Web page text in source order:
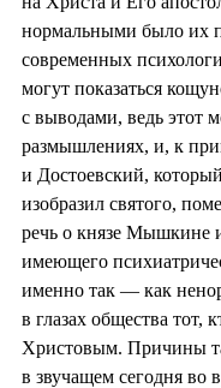
нормальными было их
современных
могут показаться
с выводами, ведь этот
размышлениях, и, к
и Достоевский,
изобразил святого,
речь о князе Мышкине
имеющего
именно так — как
в глазах общества тот,
Христовым. Причины
в звучащем сегодня во